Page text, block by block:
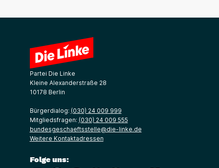
Partei Die Linke
Kleine Alexanderstraße 28
10178 Berlin
Bürgerdialog: (030) 24 009 999
Mitgliedsfragen: (030) 24 009 555
bundesgeschaeftsstelle@die-linke.de
Weitere Kontaktadressen
Folge uns: